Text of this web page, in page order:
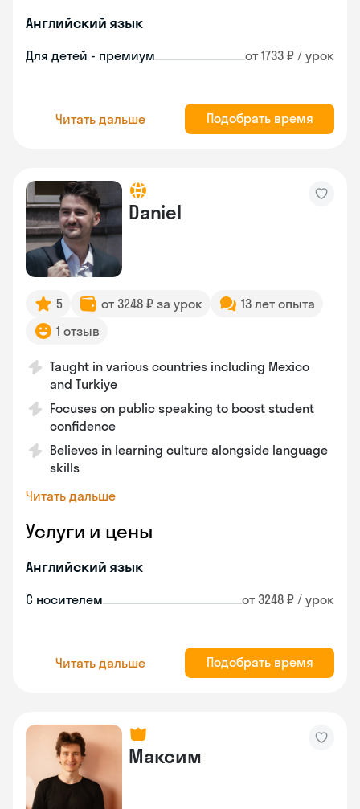
Английский язык
Для детей - премиум от 1733 ₽ / урок
Читать дальше Подобрать время
Daniel
5 от 3248 ₽ за урок
13 лет опыта
1 отзыв
Taught in various countries including Mexico
and Turkiye
Focuses on public speaking to boost student
confidence
Believes in learning culture alongside language
skills
Читать дальше
Услуги и цены
Английский язык
С носителем от 3248 ₽ / урок
Читать дальше Подобрать время
Максим